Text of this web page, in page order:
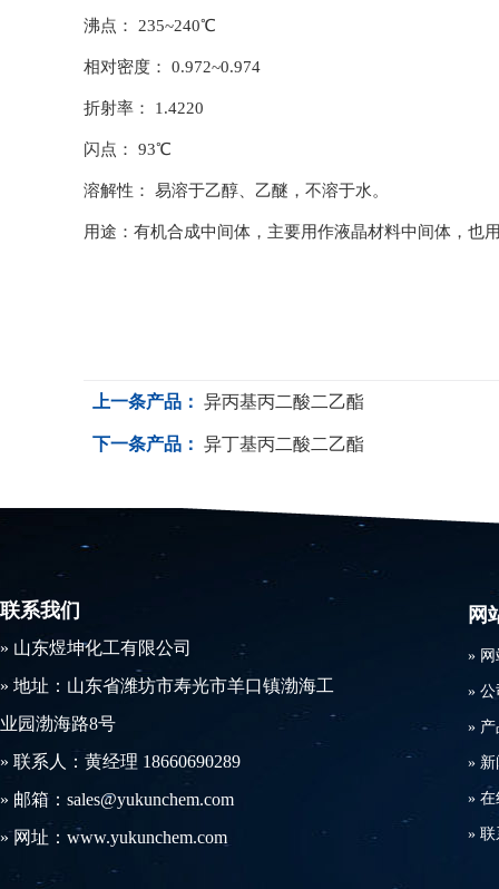
沸点： 235~240℃
相对密度： 0.972~0.974
折射率： 1.4220
闪点： 93℃
溶解性： 易溶于乙醇、乙醚，不溶于水。
用途：有机合成中间体，主要用作液晶材料中间体，也
上一条产品： 异丙基丙二酸二乙酯
下一条产品： 异丁基丙二酸二乙酯
联系我们
​» 山东煜坤化工有限公司
» 地址：山东省潍坊市寿光市羊口镇渤海工
业园渤海路8号
» 联系人：黄经理 18660690289
» 邮箱：sales@yukunchem.com
» 网址：www.yukunchem.com
网
»
» 公
»
»
» 在
» 联